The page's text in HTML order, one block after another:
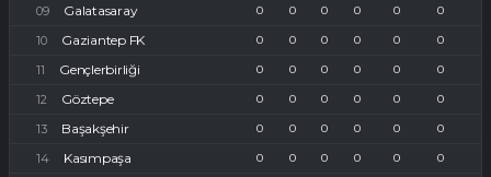
Galatasaray 0 0 0 0 0 0
Gaziantep FK 0 0 0 0 0 0
Gençlerbirliği 0 0 0 0 0 0
Göztepe 0 0 0 0 0 0
Başakşehir 0 0 0 0 0 0
Kasımpaşa 0 0 0 0 0 0